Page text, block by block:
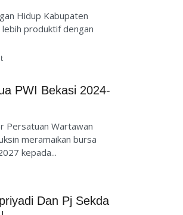
Hidup Kabupaten
produktif dengan
PWI Bekasi 2024-
Persatuan Wartawan
meramaikan bursa
kepada...
Dan Pj Sekda